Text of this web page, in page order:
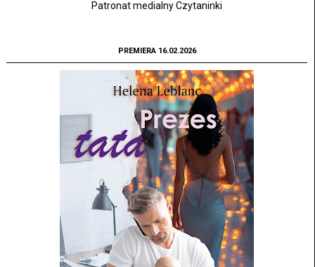
Patronat medialny Czytaninki
PREMIERA 16.02.2026